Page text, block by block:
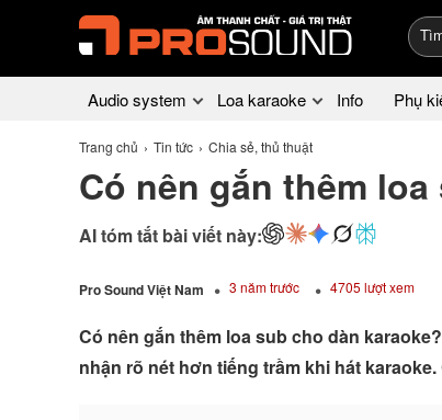
Audio system Loa karaoke Info Phụ
Trang chủ Tin tức Chia sẻ, thủ thuật
Có nên gắn thêm
AI tóm tắt bài viết này:
Pro Sound Việt Nam 3 năm trước 4705 lượt xem
Có nên gắn thêm loa sub cho dàn
nhận rõ nét hơn tiếng trầm khi hát